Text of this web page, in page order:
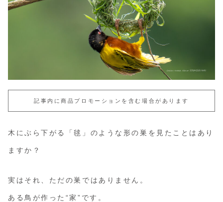
記事内に商品プロモーションを含む場合があります
木にぶら下がる「毬」のような形の巣を見たことはあり
ますか？
実はそれ、ただの巣ではありません。
ある鳥が作った“家”です。